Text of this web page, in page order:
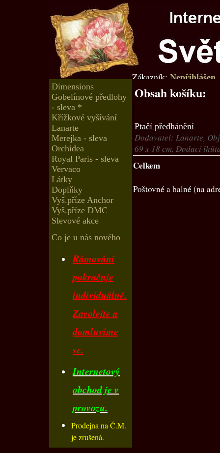
Zákazník: Nepřihlášen
Dimensions
Gobelínové předlohy
- sleva *
Křížkové vyšívání
Lanarte
Merejka - sleva
Orchidea
Royal Paris - sleva
Vervaco
Látky
Doplňky
Vyš.příze Anchor
Vyš.příze DMC
Slevové akce
Co je u nás nového
Rámování
pokračuje
individuálně.
Zavolejte a
domluvíme
se.
Internetový
obchod je v
provozu.
Prodejna na Č.M.
je zrušená.
Obsah košíku:
Ptačí předhánění
Dodavatel: Lanarte,
69 x 18 cm, Dodací
Celkem
Poštovné a balné (na